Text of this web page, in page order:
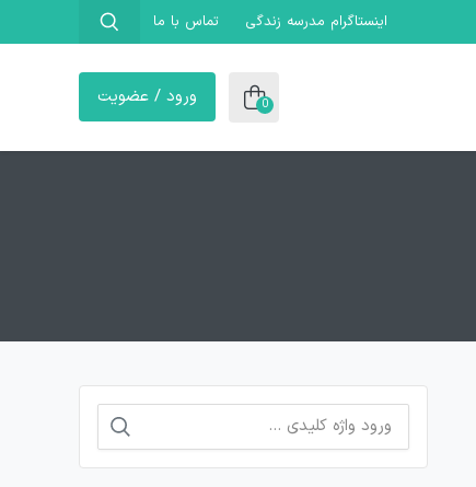
اینستاگرام مدرسه زندگی تماس با ما
0 ورود / عضویت
جستجو
برای: